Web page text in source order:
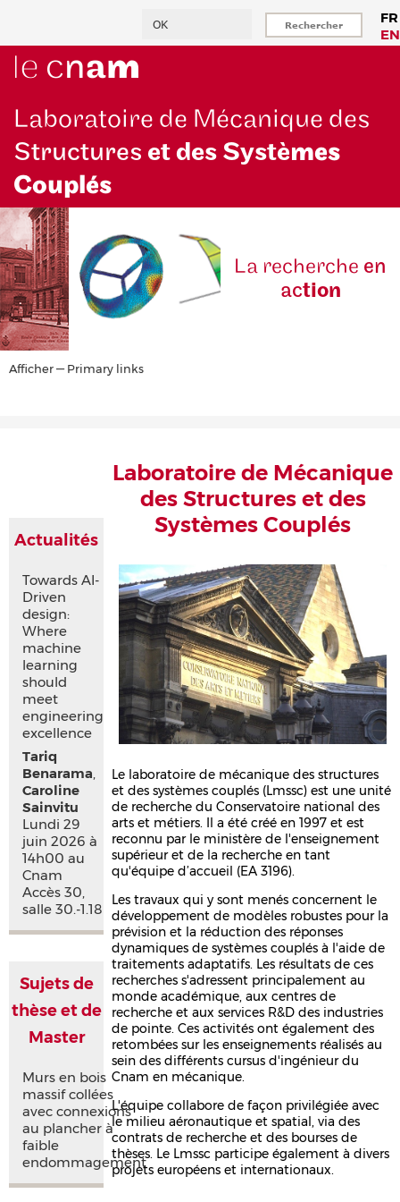
principal
FR
EN
Laboratoire de Mécanique des
Structures et des Systèmes
Couplés
La recherche en
action
Primary
Afficher — Primary links
Laboratoire de Mécanique
des Structures et des
Systèmes Couplés
Le laboratoire de mécanique des structures
et des systèmes couplés (Lmssc) est une unité
de recherche du Conservatoire national des
arts et métiers. Il a été créé en 1997 et est
reconnu par le ministère de l'enseignement
supérieur et de la recherche en tant
qu'équipe d’accueil (EA 3196).
Les travaux qui y sont menés concernent le
développement de modèles robustes pour la
prévision et la réduction des réponses
dynamiques de systèmes couplés à l'aide de
traitements adaptatifs. Les résultats de ces
recherches s'adressent principalement au
monde académique, aux centres de
recherche et aux services R&D des industries
de pointe. Ces activités ont également des
retombées sur les enseignements réalisés au
sein des différents cursus d'ingénieur du
Cnam en mécanique.
L'équipe collabore de façon privilégiée avec
le milieu aéronautique et spatial, via des
contrats de recherche et des bourses de
thèses. Le Lmssc participe également à divers
projets européens et internationaux.
Actualités
Towards AI-
Driven
design:
Where
machine
learning
should
meet
engineering
excellence
Tariq
Benarama,
Caroline
Sainvitu
Lundi 29
juin 2026 à
14h00 au
Cnam
Accès 30,
salle 30.-1.18
Sujets de
thèse et de
Master
Murs en bois
massif collées
avec connexions
au plancher à
faible
endommagement